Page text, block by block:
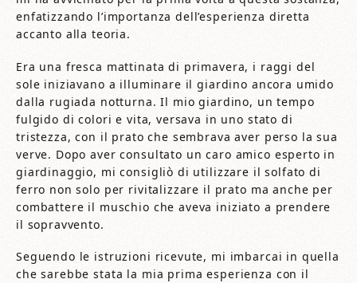
enfatizzando l’importanza dell’esperienza diretta
accanto alla teoria.
Era una fresca mattinata di primavera, i raggi del
sole iniziavano a illuminare il giardino ancora umido
dalla rugiada notturna. Il mio giardino, un tempo
fulgido di colori e vita, versava in uno stato di
tristezza, con il prato che sembrava aver perso la sua
verve. Dopo aver consultato un caro amico esperto in
giardinaggio, mi consigliò di utilizzare il solfato di
ferro non solo per rivitalizzare il prato ma anche per
combattere il muschio che aveva iniziato a prendere
il sopravvento.
Seguendo le istruzioni ricevute, mi imbarcai in quella
che sarebbe stata la mia prima esperienza con il